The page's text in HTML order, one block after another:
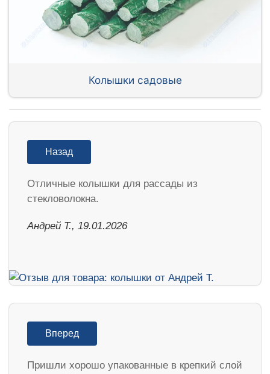
Колышки садовые
Назад
Отличные колышки для рассады из
стекловолокна.
Андрей Т., 19.01.2026
Вперед
Пришли хорошо упакованные в крепкий слой